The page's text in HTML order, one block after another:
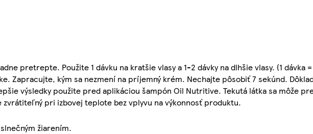
pretrepte. Použite 1 dávku na kratšie vlasy a 1-2 dávky na dlhšie vlasy. (1 dávka
Zapracujte, kým sa nezmení na príjemný krém. Nechajte pôsobiť 7 sekúnd.
výsledky použite pred aplikáciou šampón Oil Nutritive. Tekutá látka sa môže
pri izbovej teplote bez vplyvu na výkonnosť produktu.
žiarením.